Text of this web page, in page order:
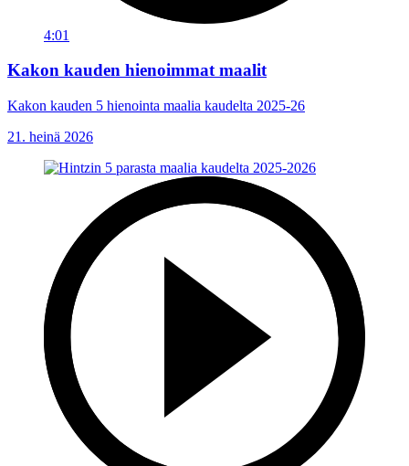
4:01
Kakon kauden hienoimmat maalit
Kakon kauden 5 hienointa maalia kaudelta 2025-26
21. heinä 2026